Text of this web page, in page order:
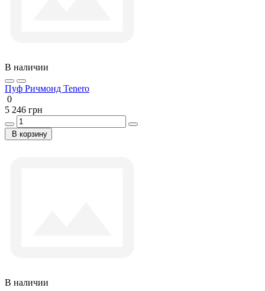
В наличии
Пуф Ричмонд Tenero
0
5 246 грн
В корзину
В наличии